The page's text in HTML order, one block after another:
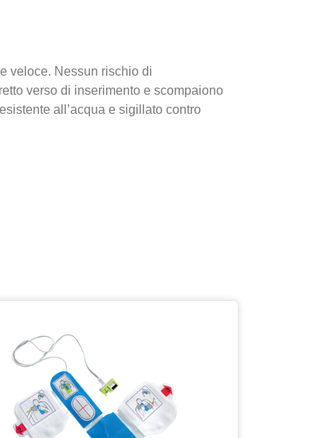
veloce. Nessun rischio di
verso di inserimento e scompaiono
all’acqua e sigillato contro